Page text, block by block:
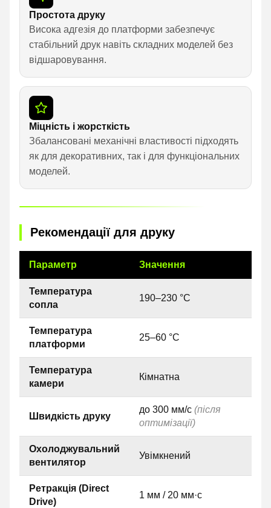
Простота друку
Висока адгезія до платформи забезпечує
стабільний друк навіть складних моделей без
відшаровування.
Міцність і жорсткість
Збалансовані механічні властивості підходять
як для декоративних, так і для функціональних
моделей.
Рекомендації для друку
Параметр Значення
Температура
сопла
190–230 °C
Температура
платформи
25–60 °C
Температура
камери
Кімнатна
Швидкість друку
до 300 мм/с (після
оптимізації)
Охолоджувальний
вентилятор
Увімкнений
Ретракція (Direct
Drive)
1 мм / 20 мм·с